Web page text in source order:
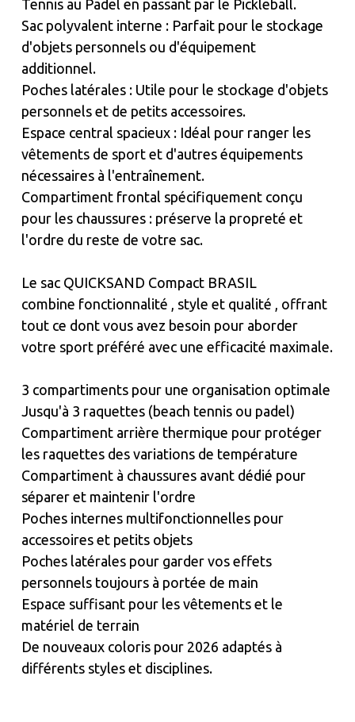
Tennis au Padel en passant par le Pickleball.
Sac polyvalent interne : Parfait pour le stockage
d'objets personnels ou d'équipement
additionnel.
Poches latérales : Utile pour le stockage d'objets
personnels et de petits accessoires.
Espace central spacieux : Idéal pour ranger les
vêtements de sport et d'autres équipements
nécessaires à l'entraînement.
Compartiment frontal spécifiquement conçu
pour les chaussures : préserve la propreté et
l'ordre du reste de votre sac.
Le sac QUICKSAND Compact BRASIL
combine fonctionnalité , style et qualité , offrant
tout ce dont vous avez besoin pour aborder
votre sport préféré avec une efficacité maximale.
3 compartiments pour une organisation optimale
Jusqu'à 3 raquettes (beach tennis ou padel)
Compartiment arrière thermique pour protéger
les raquettes des variations de température
Compartiment à chaussures avant dédié pour
séparer et maintenir l'ordre
Poches internes multifonctionnelles pour
accessoires et petits objets
Poches latérales pour garder vos effets
personnels toujours à portée de main
Espace suffisant pour les vêtements et le
matériel de terrain
De nouveaux coloris pour 2026 adaptés à
différents styles et disciplines.